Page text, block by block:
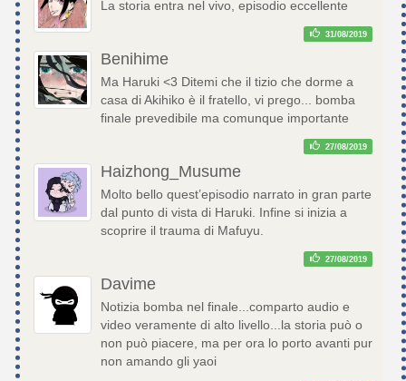
La storia entra nel vivo, episodio eccellente
31/08/2019
Benihime
Ma Haruki <3 Ditemi che il tizio che dorme a
casa di Akihiko è il fratello, vi prego... bomba
finale prevedibile ma comunque importante
27/08/2019
Haizhong_Musume
Molto bello quest’episodio narrato in gran parte
dal punto di vista di Haruki. Infine si inizia a
scoprire il trauma di Mafuyu.
27/08/2019
Davime
Notizia bomba nel finale...comparto audio e
video veramente di alto livello...la storia può o
non può piacere, ma per ora lo porto avanti pur
non amando gli yaoi